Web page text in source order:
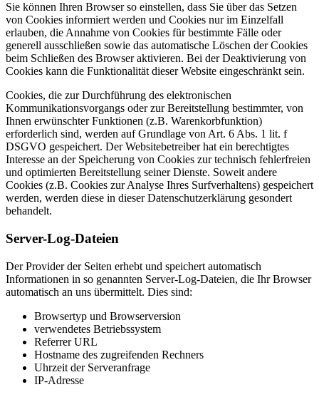
Sie können Ihren Browser so einstellen, dass Sie über das Setzen
von Cookies informiert werden und Cookies nur im Einzelfall
erlauben, die Annahme von Cookies für bestimmte Fälle oder
generell ausschließen sowie das automatische Löschen der Cookies
beim Schließen des Browser aktivieren. Bei der Deaktivierung von
Cookies kann die Funktionalität dieser Website eingeschränkt sein.
Cookies, die zur Durchführung des elektronischen
Kommunikationsvorgangs oder zur Bereitstellung bestimmter, von
Ihnen erwünschter Funktionen (z.B. Warenkorbfunktion)
erforderlich sind, werden auf Grundlage von Art. 6 Abs. 1 lit. f
DSGVO gespeichert. Der Websitebetreiber hat ein berechtigtes
Interesse an der Speicherung von Cookies zur technisch fehlerfreien
und optimierten Bereitstellung seiner Dienste. Soweit andere
Cookies (z.B. Cookies zur Analyse Ihres Surfverhaltens) gespeichert
werden, werden diese in dieser Datenschutzerklärung gesondert
behandelt.
Server-Log-Dateien
Der Provider der Seiten erhebt und speichert automatisch
Informationen in so genannten Server-Log-Dateien, die Ihr Browser
automatisch an uns übermittelt. Dies sind:
Browsertyp und Browserversion
verwendetes Betriebssystem
Referrer URL
Hostname des zugreifenden Rechners
Uhrzeit der Serveranfrage
IP-Adresse